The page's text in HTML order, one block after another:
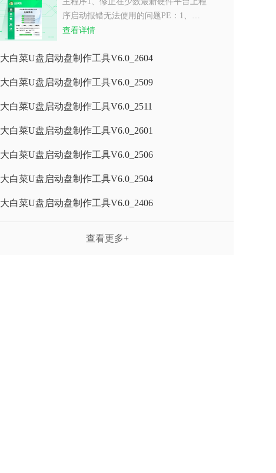
序启动报错无法使用的问题PE：1、…
查看详情
大白菜U盘启动盘制作工具V6.0_2604
大白菜U盘启动盘制作工具V6.0_2509
大白菜U盘启动盘制作工具V6.0_2511
大白菜U盘启动盘制作工具V6.0_2601
大白菜U盘启动盘制作工具V6.0_2506
大白菜U盘启动盘制作工具V6.0_2504
大白菜U盘启动盘制作工具V6.0_2406
查看更多+